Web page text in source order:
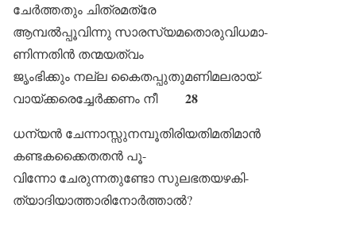
ചേർത്തതും ചിത്രമത്രേ
ആമ്പൽപ്പൂവിന്നു സാരസ്യമതൊരുവിധമാ-
ണിന്നതിൻ തന്മയത്വം
ജൃംഭിക്കും നല്ല കൈതപ്പുതുമണിമലരായ്-
വായ്ക്കരെച്ചേർക്കണം നീ
28
ധന്യൻ ചേന്നാസ്സുനമ്പൂതിരിയതിമതിമാൻ
കണ്ടകക്കൈതതൻ പൂ-
വിന്നോ ചേരുന്നതുണ്ടോ സുലഭതയഴകി-
ത്യാദിയാത്താരിനോർത്താൽ?